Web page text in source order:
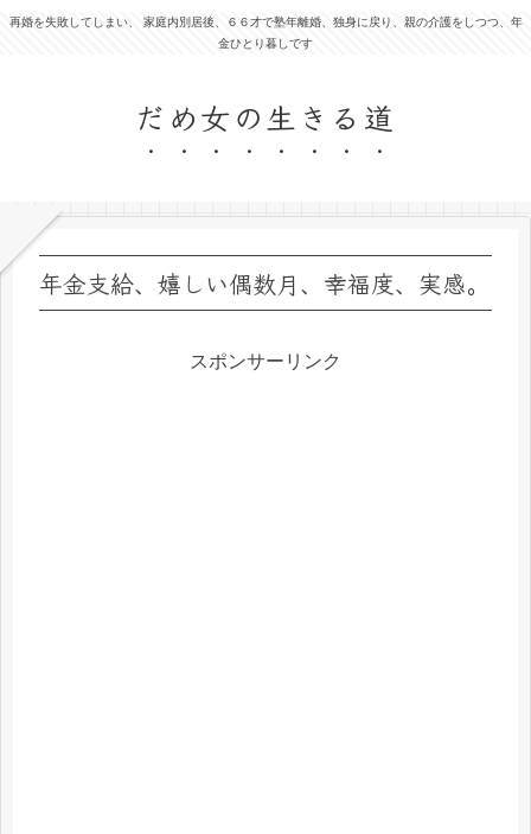
再婚を失敗してしまい、 家庭内別居後、６６才で塾年離婚、独身に戻り、親の介護をしつつ、年
金ひとり暮しです
だめ女の生きる道
年金支給、嬉しい偶数月、幸福度、実感。
スポンサーリンク